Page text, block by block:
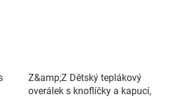
Z&amp;Z Dětský teplákový
overálek s knoflíčky a kapucí,